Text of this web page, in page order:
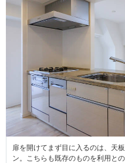
扉を開けてまず目に入るのは、天
ン。こちらも既存のものを利用と